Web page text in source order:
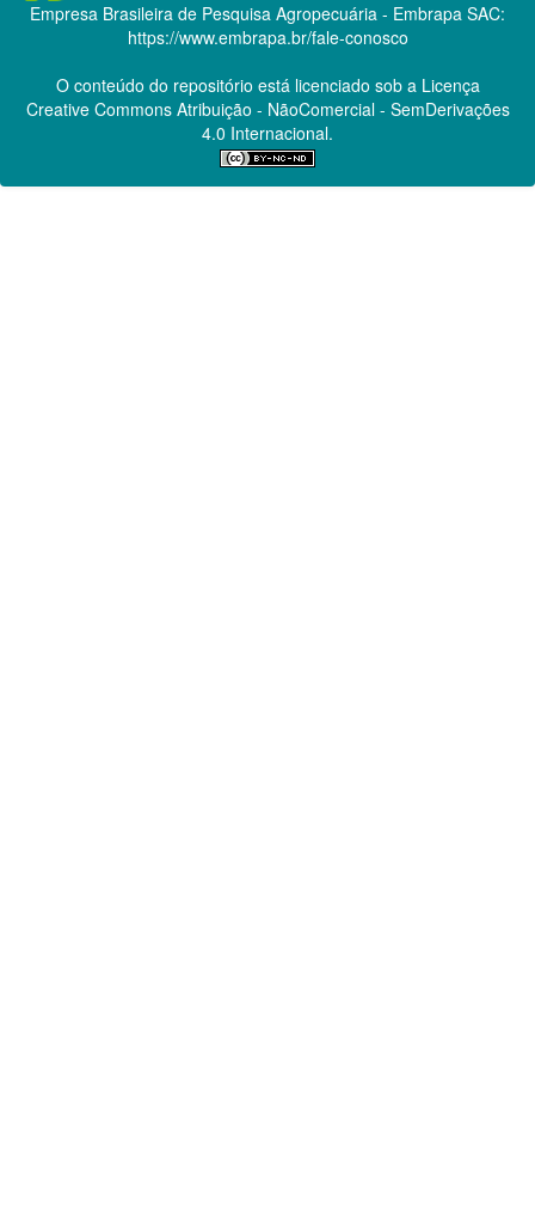
Empresa Brasileira de Pesquisa Agropecuária - Embrapa SAC:
https://www.embrapa.br/fale-conosco
O conteúdo do repositório está licenciado sob a Licença
Creative CommonsAtribuição - NãoComercial - SemDerivações
4.0 Internacional.